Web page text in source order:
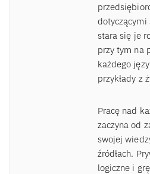
dotyczącymi
stara się je
przy tym na
każdego
przykłady z
Pracę nad
zaczyna od
swojej
źródłach.
logiczne i